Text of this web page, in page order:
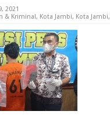
2021
& Kriminal, Kota Jambi, Kota Jambi,